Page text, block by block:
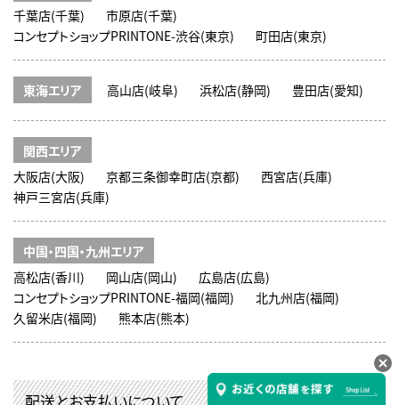
千葉店(千葉)
市原店(千葉)
コンセプトショップPRINTONE-渋谷(東京)
町田店(東京)
東海エリア 高山店(岐阜) 浜松店(静岡) 豊田店(愛知)
関西エリア
大阪店(大阪)
京都三条御幸町店(京都)
西宮店(兵庫)
神戸三宮店(兵庫)
中国・四国・九州エリア
高松店(香川)
岡山店(岡山)
広島店(広島)
コンセプトショップPRINTONE-福岡(福岡)
北九州店(福岡)
久留米店(福岡)
熊本店(熊本)